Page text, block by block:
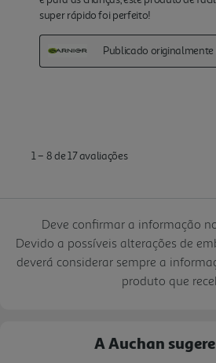
Deve confirmar a informação
Devido a possíveis alterações de
deverá considerar sempre a
produto que
A Auchan